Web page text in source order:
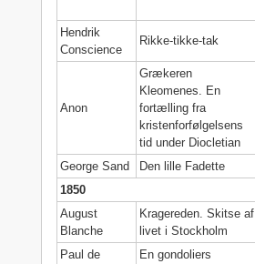
Hendrik
Conscience
Rikke-tikke-tak
Anon
Grækeren
Kleomenes. En
fortælling fra
kristenforfølgelsens
tid under Diocletian
George Sand Den lille Fadette
1850
August
Blanche
Kragereden. Skitse af
livet i Stockholm
Paul de
En gondoliers